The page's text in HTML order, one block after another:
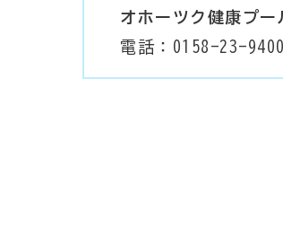
オホーツク健康プー
電話：0158-23-9400